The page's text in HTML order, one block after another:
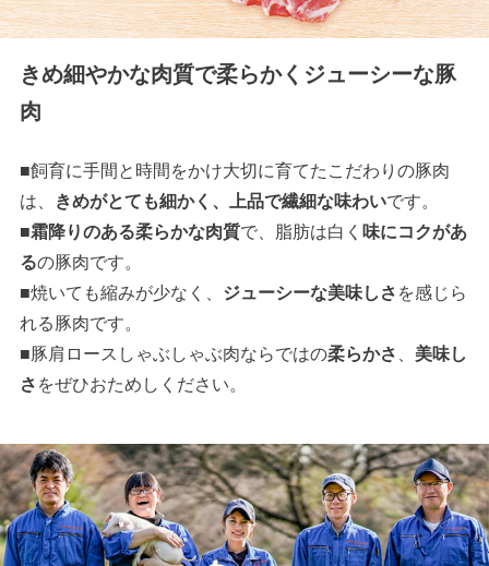
きめ細やかな肉質で柔らかくジューシーな豚
肉
■飼育に手間と時間をかけ大切に育てたこだわりの豚肉
は、
きめがとても細かく、上品で繊細な味わいです。
■霜降りのある柔らかな肉質で、脂肪は白く 味にコクがあ
るの豚肉です。
■焼いても縮みが少なく、 ジューシーな美味しさ を感じら
れる豚肉です。
■豚肩ロースしゃぶしゃぶ肉ならではの柔らかさ
美味し
さ をぜひおためしください。